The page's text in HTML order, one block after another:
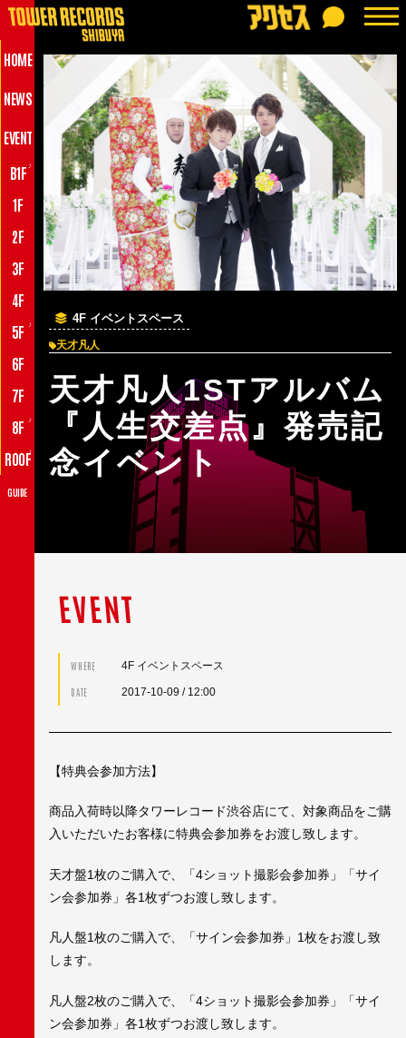
HOME
NEWS
EVENT
B1F ♪
1F
2F
3F
4F
5F
♪
6F
7F
8F
♪
ROOF♪
GUIDE
4F イベントスペース
天才凡人
天才凡人1STアルバム
『人生交差点』発売記
念イベント
EVENT
WHERE 4F イベントスペース
DATE 2017-10-09 / 12:00
【特典会参加方法】
商品入荷時以降タワーレコード渋谷店にて、対象商品をご購
入いただいたお客様に特典会参加券をお渡し致します。
天才盤1枚のご購入で、「4ショット撮影会参加券」「サイ
ン会参加券」各1枚ずつお渡し致します。
凡人盤1枚のご購入で、「サイン会参加券」1枚をお渡し致
します。
凡人盤2枚のご購入で、「4ショット撮影会参加券」「サイ
ン会参加券」各1枚ずつお渡し致します。